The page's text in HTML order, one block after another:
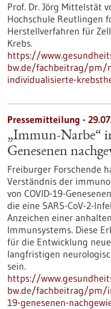
Prof. Dr. Jörg Mittelstät
Hochschule Reutlingen
Herstellverfahren für
Krebs.
https://
bw.de/fachbeitrag/pm/
individualisierte-
Pressemitteilung -
„Immun-Narbe“
Genesenen
Freiburger Forschende
Verständnis der
von COVID-19-
die eine SARS-CoV-2-
Anzeichen einer
Immunsystems. Diese
für die Entwicklung
langfristigen
sein.
https://
bw.de/fachbeitrag/pm/
19-genesenen-